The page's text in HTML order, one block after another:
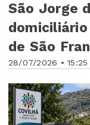
28/07/2026 • 15:25
São Jorge
de São